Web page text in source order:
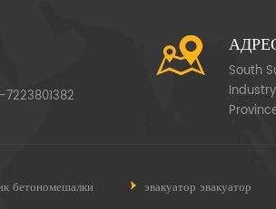
South
бетономешалки эвакуатор эвакуатор